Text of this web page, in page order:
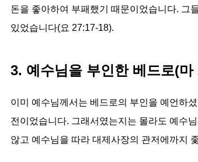
돈을 좋아하여 부패했기 때문이었습니다. 그
있었습니다(요 27:17-18).
3. 예수님을 부인한 베드로(
이미 예수님께서는 베드로의 부인을 예언하
전이었습니다. 그래서였는지는 몰라도 예수
않고 예수님을 따라 대제사장의 관저에까지